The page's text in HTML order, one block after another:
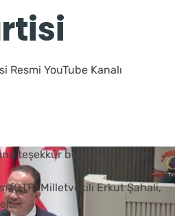
Resmi YouTube Kanalı
teşekkür borcumuz vardır
(CTP) Milletvekili Erkut Şahali,
...